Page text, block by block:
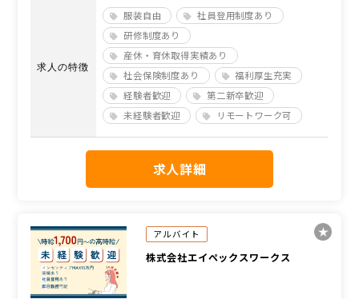
求人の特徴
服装自由
社員登用制度あり
研修制度あり
産休・育休取得実績あり
社会保険制度あり
福利厚生充実
経験者歓迎
第二新卒歓迎
未経験者歓迎
リモートワーク可
求人詳細
アルバイト
株式会社エイペックスワークス